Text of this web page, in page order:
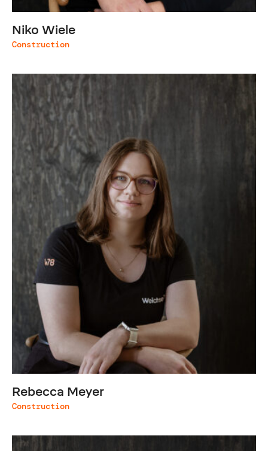
Niko Wiele
Construction
Rebecca Meyer
Construction